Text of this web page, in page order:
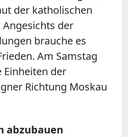
der katholischen
Angesichts der
brauche es
Am Samstag
der
Richtung Moskau
abzubauen